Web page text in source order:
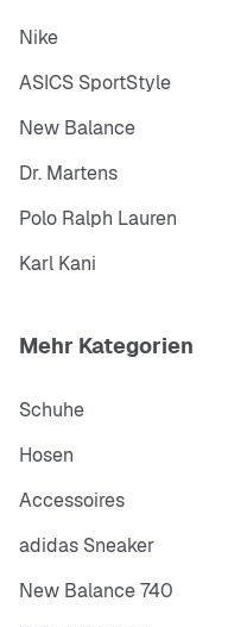
Nike
ASICS SportStyle
New Balance
Dr. Martens
Polo Ralph Lauren
Karl Kani
Mehr Kategorien
Schuhe
Hosen
Accessoires
adidas Sneaker
New Balance 740